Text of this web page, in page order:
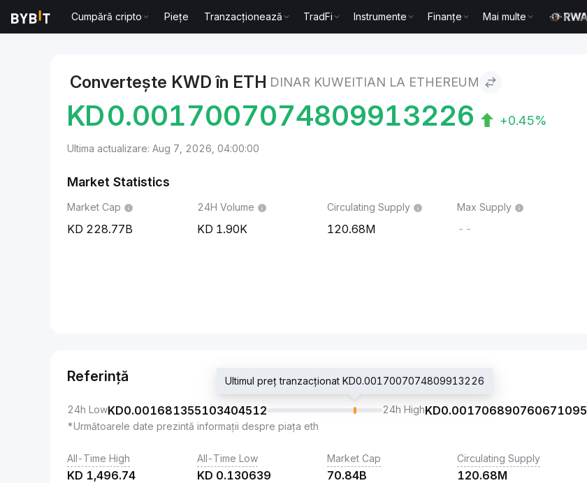
Cumpără cripto Piețe Tranzacționează TradFi Instrumente Finanțe Mai multe
Convertește KWD în ETH DINAR KUWEITIAN LA ETHEREUM
KD0.0017007074809913226 +0.45%
Ultima actualizare: Aug 7, 2026, 04:00:00
Market Statistics
Market Cap
228.77B
24H Volume
1.90K
Circulating Supply
120.68M
Max Supply
--
Referință
24h LowKD0.001681355103404512
Ultimul preț tranzacționat KD0.0017007074809913226
24h HighKD0.001706890760671095
*Următoarele date prezintă informații despre piața eth
All-Time High
KD 1,496.74
All-Time Low
KD 0.130639
Market Cap
70.84B
Circulating Supply
120.68M